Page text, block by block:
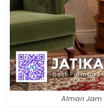
Almari Jam